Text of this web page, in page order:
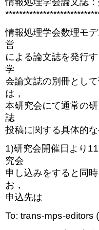
情報処理学会数理モ
営
による論文誌を発行
学
会論文誌の別冊とし
は，
本研究会にて通常の
誌
投稿に関する具体的
1)研究会開催日より
究会
申し込みをすると同
お，
申込先は
To: trans-mps-editors